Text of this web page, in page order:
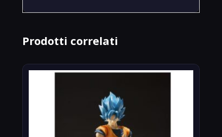
Prodotti correlati